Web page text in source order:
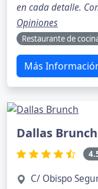
en cada detalle.
Opiniones
Restaurante de
Más
Dallas Brunch
C/ Obispo